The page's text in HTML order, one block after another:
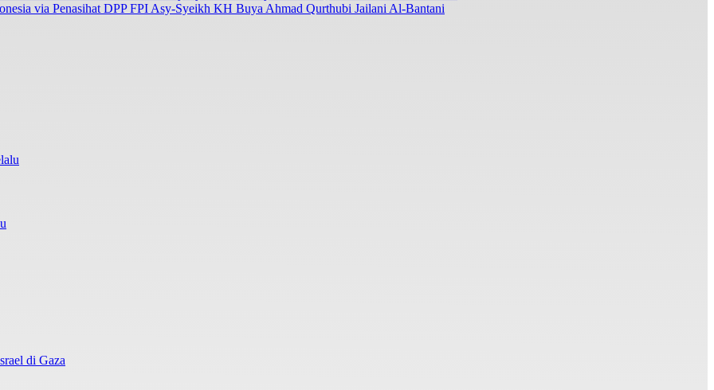
via Penasihat DPP FPI Asy-Syeikh KH Buya Ahmad Qurthubi Jailani Al-Bantani